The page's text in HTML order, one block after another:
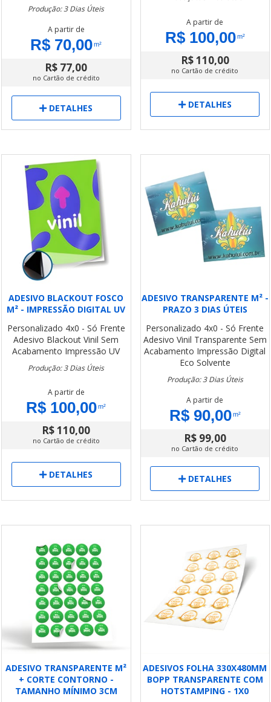
Produção: 3 Dias Úteis
A partir de
R$ 70,00m²
R$ 77,00
no Cartão de crédito
DETALHES
A partir de
R$ 100,00m²
R$ 110,00
no Cartão de crédito
DETALHES
ADESIVO BLACKOUT FOSCO
M² - IMPRESSÃO DIGITAL UV
Personalizado 4x0 - Só Frente
Adesivo Blackout Vinil Sem
Acabamento Impressão UV
Produção: 3 Dias Úteis
A partir de
R$ 100,00m²
R$ 110,00
no Cartão de crédito
DETALHES
ADESIVO TRANSPARENTE M² -
PRAZO 3 DIAS ÚTEIS
Personalizado 4x0 - Só Frente
Adesivo Vinil Transparente Sem
Acabamento Impressão Digital
Eco Solvente
Produção: 3 Dias Úteis
A partir de
R$ 90,00m²
R$ 99,00
no Cartão de crédito
DETALHES
ADESIVO TRANSPARENTE M²
+ CORTE CONTORNO -
TAMANHO MÍNIMO 3CM
ADESIVOS FOLHA 330X480MM
BOPP TRANSPARENTE COM
HOTSTAMPING - 1X0